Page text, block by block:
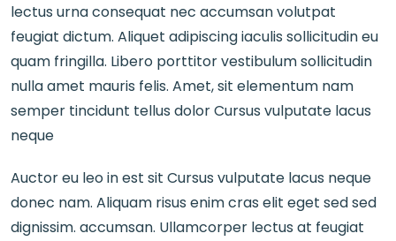
lectus urna consequat nec accumsan volutpat
feugiat dictum. Aliquet adipiscing iaculis sollicitudin eu
quam fringilla. Libero porttitor vestibulum sollicitudin
nulla amet mauris felis. Amet, sit elementum nam
semper tincidunt tellus dolor Cursus vulputate lacus
neque
Auctor eu leo in est sit Cursus vulputate lacus neque
donec nam. Aliquam risus enim cras elit eget sed sed
dignissim. accumsan. Ullamcorper lectus at feugiat